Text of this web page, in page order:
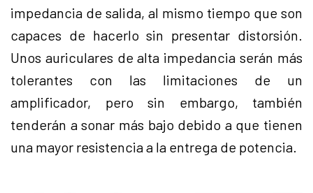
impedancia de salida, al mismo tiempo que son
capaces de hacerlo sin presentar distorsión.
Unos auriculares de alta impedancia serán más
tolerantes con las limitaciones de un
amplificador, pero sin embargo, también
tenderán a sonar más bajo debido a que tienen
una mayor resistencia a la entrega de potencia.